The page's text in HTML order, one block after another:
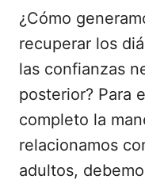
¿Cómo
recuperar los
las confianzas
posterior? Para
completo la
relacionamos
adultos,